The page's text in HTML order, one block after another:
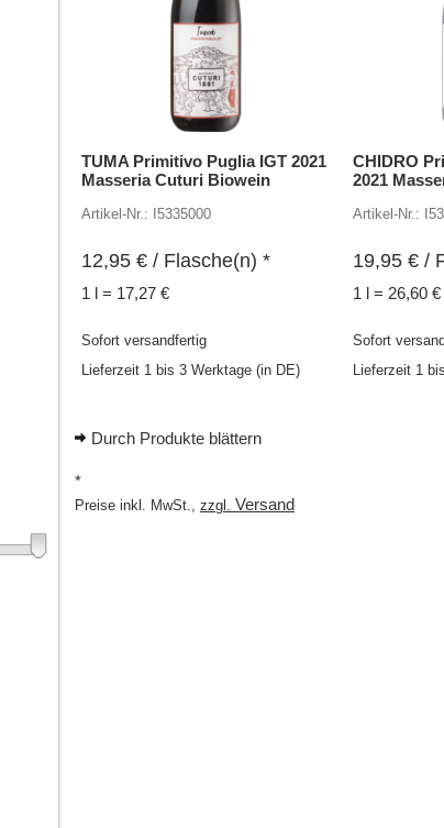
TUMA Primitivo Puglia IGT 2021
Masseria Cuturi Biowein
Artikel-Nr.: I5335000
12,95 € / Flasche(n) *
1 l = 17,27 €
Sofort versandfertig
Lieferzeit 1 bis 3 Werktage (in DE)
CHIDRO
2021
Artikel-Nr.:
19,95 € /
1 l = 26,60 €
Sofort
Lieferzeit 1
Durch Produkte blättern
*
Preise inkl. MwSt., zzgl. Versand